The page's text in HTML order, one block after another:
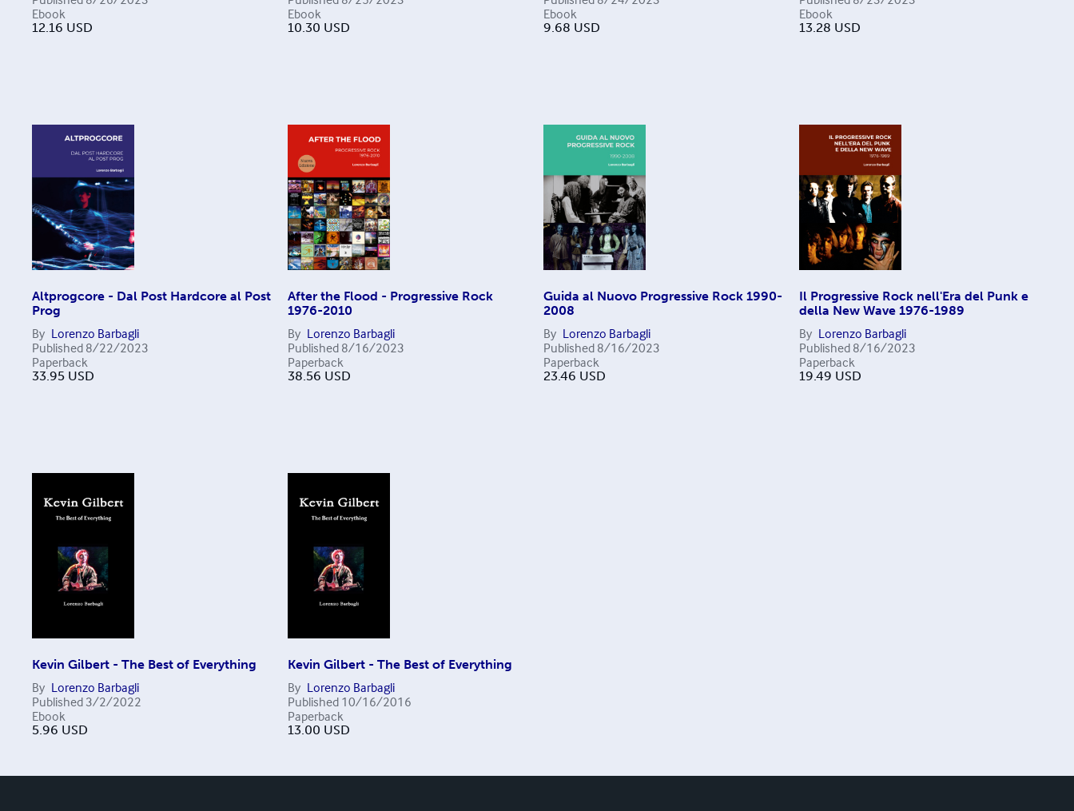
Ebook
12.16 USD
Ebook
10.30 USD
Ebook
9.68 USD
Ebook
13.28 USD
Altprogcore - Dal Post Hardcore al Post
Prog
By Lorenzo Barbagli
Published 8/22/2023
Paperback
33.95 USD
After the Flood - Progressive Rock
1976-2010
By Lorenzo Barbagli
Published 8/16/2023
Paperback
38.56 USD
Guida al Nuovo Progressive Rock 1990-
2008
By Lorenzo Barbagli
Published 8/16/2023
Paperback
23.46 USD
Il Progressive Rock nell'Era del Punk e
della New Wave 1976-1989
By Lorenzo Barbagli
Published 8/16/2023
Paperback
19.49 USD
Kevin Gilbert - The Best of Everything
By Lorenzo Barbagli
Published 3/2/2022
Ebook
5.96 USD
Kevin Gilbert - The Best of Everything
By Lorenzo Barbagli
Published 10/16/2016
Paperback
13.00 USD